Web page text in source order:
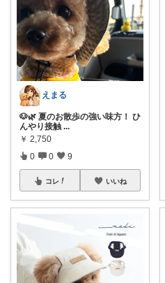
えまる
🐶🌿 夏のお散歩の強い味方！ ひ
んやり接触 ...
￥ 2,750
0 0 9
コレ いいね